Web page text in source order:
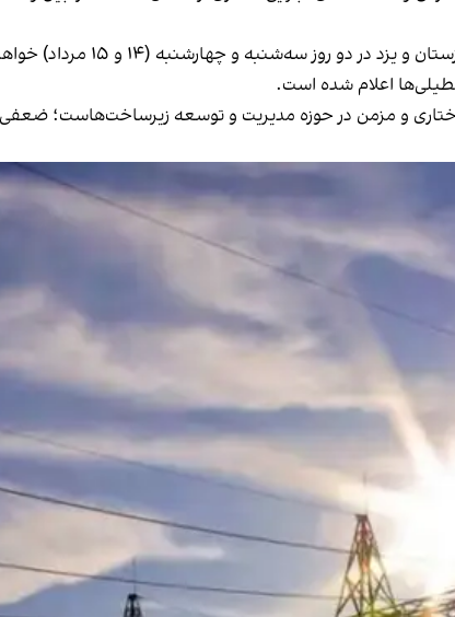
روز سه‌شنبه و چهارشنبه (۱۴ و ۱۵ مرداد) خواهد بود.
اعلام شده است.
و مزمن در حوزه مدیریت و توسعه زیرساخت‌هاست؛